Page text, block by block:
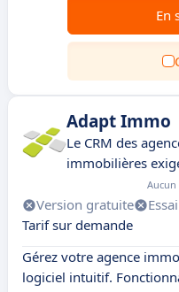
En
Adapt Immo
Le CRM des
immobilières
Version gratuite
Tarif sur demande
Gérez votre agence
logiciel intuitif.